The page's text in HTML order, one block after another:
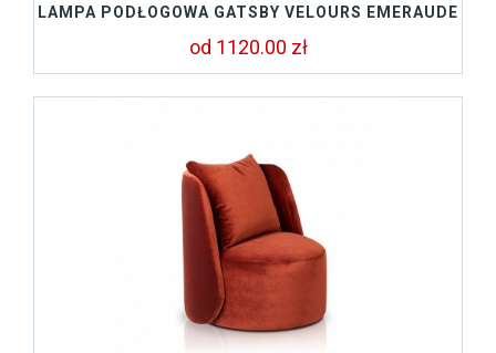
LAMPA PODŁOGOWA GATSBY VELOURS EMERAUDE
od 1120.00 zł